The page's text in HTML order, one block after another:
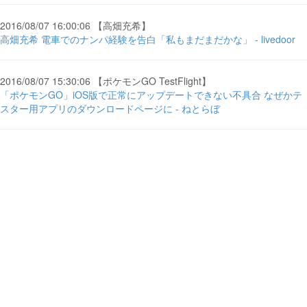
2016/08/07 16:00:06 【高畑充希】
高畑充希 電車でのナンパ経験を告白「私もまだまだかな」 - livedoor
2016/08/07 15:30:06 【ポケモンGO TestFlight】
「ポケモンGO」iOS版で正常にアップデートできない不具合 なぜかテ
スター用アプリのダウンロードページに - ねとらぼ